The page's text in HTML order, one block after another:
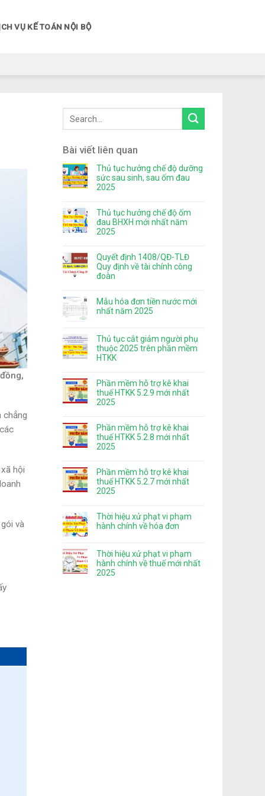
VỤ KẾ TOÁN NỘI BỘ
chẳng
hội
và
Bài viết liên quan
Thủ tục hưởng chế độ dưỡng
sức sau sinh, sau ốm đau
2025
Thủ tục hưởng chế độ ốm
đau BHXH mới nhất năm
2025
Quyết định 1408/QĐ-TLĐ
Quy định về tài chính công
đoàn
Mẫu hóa đơn tiền nước mới
nhất năm 2025
Thủ tục cắt giảm người phụ
thuộc 2025 trên phần mềm
HTKK
Phần mềm hỗ trợ kê khai
thuế HTKK 5.2.9 mới nhất
2025
Phần mềm hỗ trợ kê khai
thuế HTKK 5.2.8 mới nhất
2025
Phần mềm hỗ trợ kê khai
thuế HTKK 5.2.7 mới nhất
2025
Thời hiệu xử phạt vi phạm
hành chính về hóa đơn
Thời hiệu xử phạt vi phạm
hành chính về thuế mới nhất
2025